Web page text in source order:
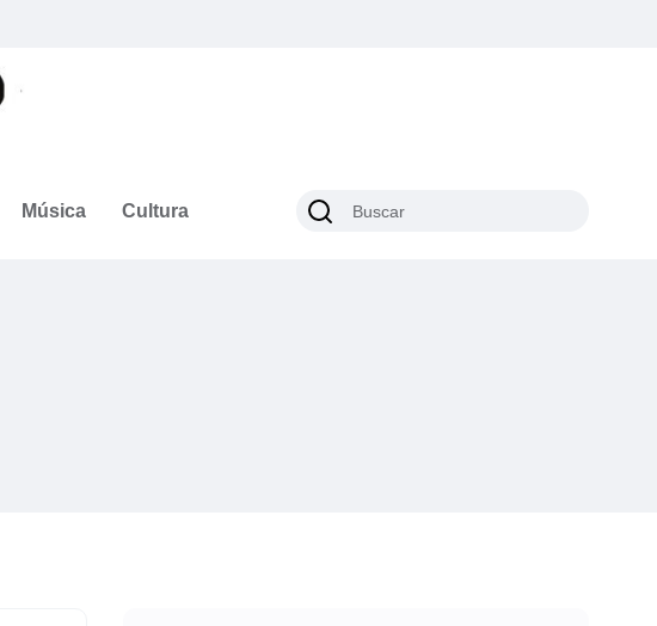
Música Cultura